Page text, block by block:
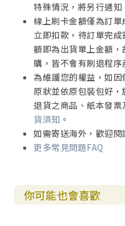
特殊情況，將另行通
線上刷卡金額僅為訂
立即扣款，待訂單完
額即為出貨單上金額
購，皆不會有刷退程序
為維護您的權益，如
原狀並依原包裝包好
退貨之商品、紙本發
貨須知 。
如需寄送海外，歡迎閱
更多常見問題FAQ
你可能也會喜歡